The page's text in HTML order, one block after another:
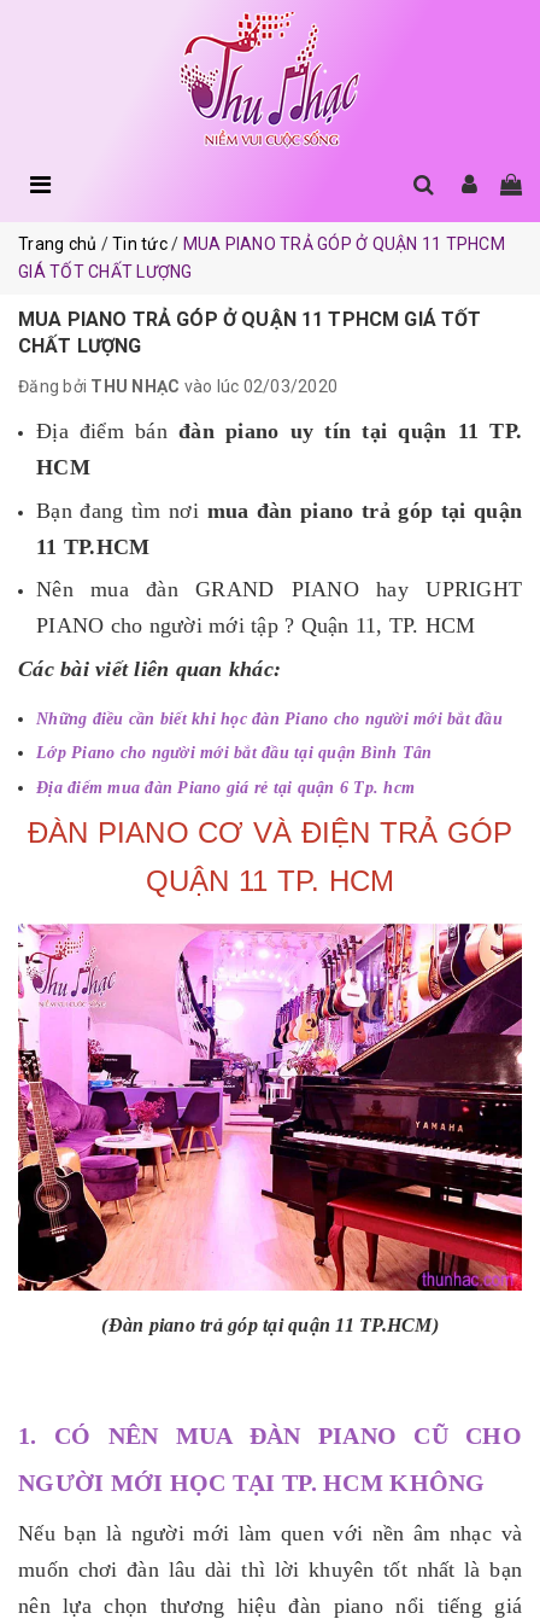
Trang chủ Tin tức
MUA PIANO TRẢ GÓP Ở QUẬN 11 TPHCM
GIÁ TỐT CHẤT LƯỢNG
MUA PIANO TRẢ GÓP Ở QUẬN 11 TPHCM GIÁ TỐT
CHẤT LƯỢNG
Đăng bởi THU NHẠC vào lúc 02/03/2020
Địa điểm bánđàn piano uy tín tại quận 11 TP.
HCM
Bạn đang tìm nơi mua đàn piano trả góp tại quận
11 TP.HCM
Nên mua đàn GRAND PIANO hay UPRIGHT
PIANO cho người mới tập ? Quận 11, TP. HCM
Các bài viết liên quan khác:
Những điều cần biết khi học đàn Piano cho người mới bắt đầu
Lớp Piano cho người mới bắt đầu tại quận Bình Tân
Địa điểm mua đàn Piano giá rẻ tại quận 6 Tp. hcm
ĐÀN PIANO CƠ VÀ ĐIỆN TRẢ GÓP
QUẬN 11 TP. HCM
(Đàn piano trả góp tại quận 11 TP.HCM)
1. CÓ NÊN MUA ĐÀN PIANO CŨ CHO
NGƯỜI MỚI HỌC TẠI TP. HCM KHÔNG
Nếu bạn là người mới làm quen với nền âm nhạc và
muốn chơi đàn lâu dài thì lời khuyên tốt nhất là bạn
nên lựa chọn thương hiệu đàn piano nổi tiếng giá